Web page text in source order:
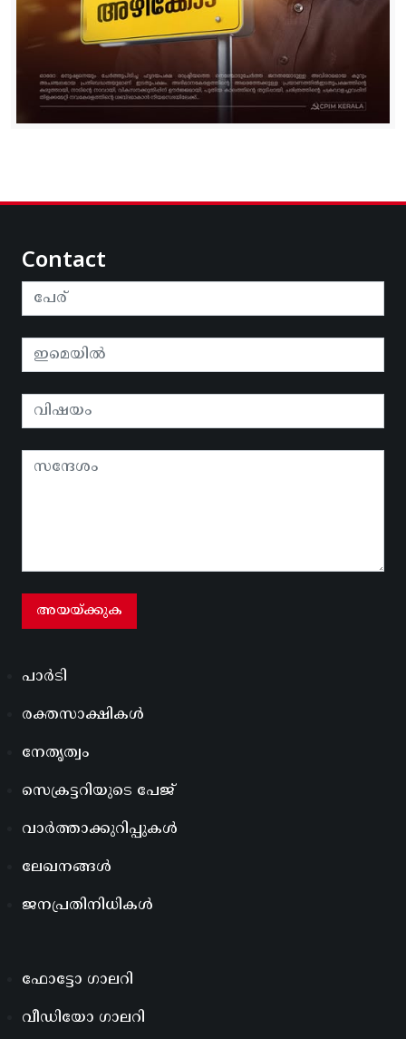
Contact
പാർടി
രക്തസാക്ഷികൾ
നേതൃത്വം
സെക്രട്ടറിയുടെ പേജ്
വാർത്താക്കുറിപ്പുകൾ
ലേഖനങ്ങൾ
ജനപ്രതിനിധികൾ
ഫോട്ടോ ഗാലറി
വീഡിയോ ഗാലറി